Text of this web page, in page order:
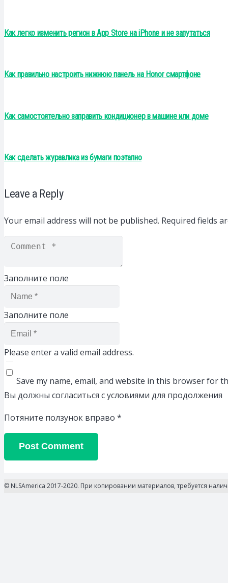
Как легко изменить регион в App Store на iPhone и не запутаться
Как правильно настроить нижнюю панель на Honor смартфоне
Как самостоятельно заправить кондиционер в машине или доме
Как сделать журавлика из бумаги поэтапно
Leave a Reply
Your email address will not be published. Required fields
Заполните поле
Заполните поле
Please enter a valid email address.
Save my name, email, and website in this browser for
Вы должны согласиться с условиями для продолжения
Потяните ползунок вправо *
Post Comment
© NLSAmerica 2017-2020. При копировании материалов, требуется